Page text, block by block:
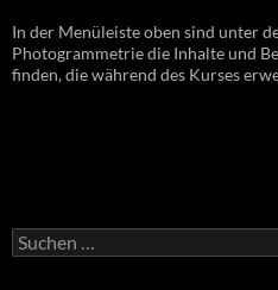
In der Menüleiste oben sind unter
Photogrammetrie die Inhalte und
finden, die während des Kurses
Suchen
nach: